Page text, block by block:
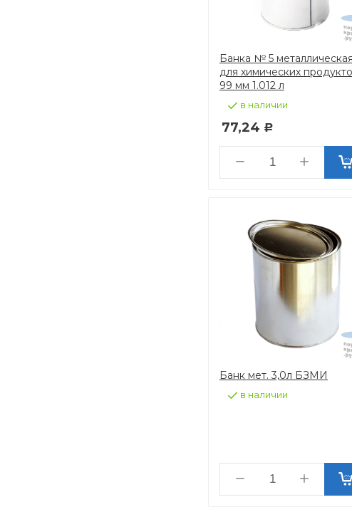
Банка № 5 металлическая
для химических
99 мм 1.012 л
в наличии
77,24 Р
Банк мет. 3,0л БЗМИ
в наличии